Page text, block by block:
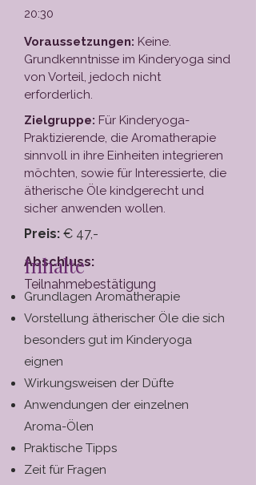
20:30
Voraussetzungen: Keine.
Grundkenntnisse im Kinderyoga sind
von Vorteil, jedoch nicht
erforderlich.
Zielgruppe: Für Kinderyoga-
Praktizierende, die Aromatherapie
sinnvoll in ihre Einheiten integrieren
möchten, sowie für Interessierte, die
ätherische Öle kindgerecht und
sicher anwenden wollen.
Preis: € 47,-
Abschluss:
Teilnahmebestätigung
Inhalte
Grundlagen Aromatherapie
Vorstellung ätherischer Öle die sich
besonders gut im Kinderyoga
eignen
Wirkungsweisen der Düfte
Anwendungen der einzelnen
Aroma-Ölen
Praktische Tipps
Zeit für Fragen